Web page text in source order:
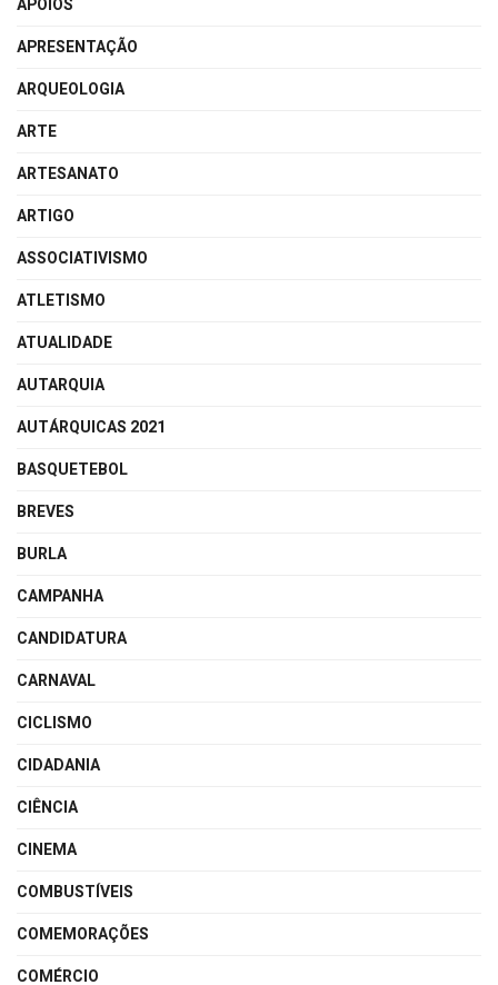
APOIOS
APRESENTAÇÃO
ARQUEOLOGIA
ARTE
ARTESANATO
ARTIGO
ASSOCIATIVISMO
ATLETISMO
ATUALIDADE
AUTARQUIA
AUTÁRQUICAS 2021
BASQUETEBOL
BREVES
BURLA
CAMPANHA
CANDIDATURA
CARNAVAL
CICLISMO
CIDADANIA
CIÊNCIA
CINEMA
COMBUSTÍVEIS
COMEMORAÇÕES
COMÉRCIO